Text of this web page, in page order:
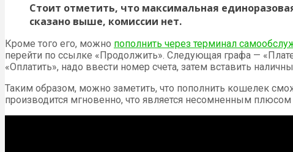
Стоит отметить, что максимальная
сказано выше, комиссии нет.
Кроме того его, можно пополнить через терминал
перейти по ссылке «Продолжить». Следующая графа —
«Оплатить», надо ввести номер счета, затем вставить
Таким образом, можно заметить, что пополнить кошелек
производится мгновенно, что является несомненным плюсом